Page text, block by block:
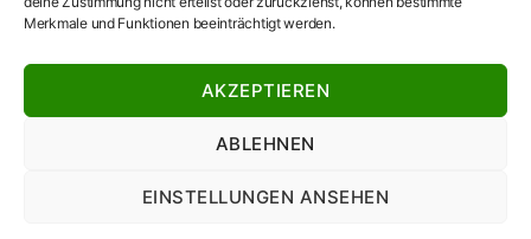
Merkmale und Funktionen beeinträchtigt werden.
AKZEPTIEREN
ABLEHNEN
EINSTELLUNGEN ANSEHEN
Samstag: 8.00 – 13.00 Uhr
Mittwoch Nachmittag geschlossen
Angela Heinkele